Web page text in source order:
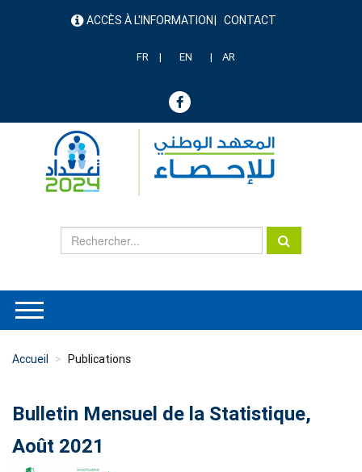
menu ACCÈS À L'INFORMATION CONTACT
FR EN AR
Accueil Publications
Bulletin Mensuel de la Statistique,
Août 2021